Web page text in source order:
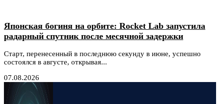
Японская богиня на орбите: Rocket Lab запустила
радарный спутник после месячной задержки
Старт, перенесенный в последнюю секунду в июне, успешно
состоялся в августе, открывая...
07.08.2026